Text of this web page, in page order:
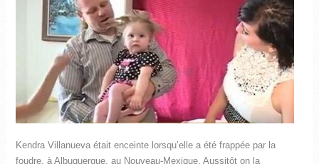
Kendra Villanueva était enceinte lorsqu’elle a été frappée par la
foudre, à Albuquerque, au Nouveau-Mexique. Aussitôt on la